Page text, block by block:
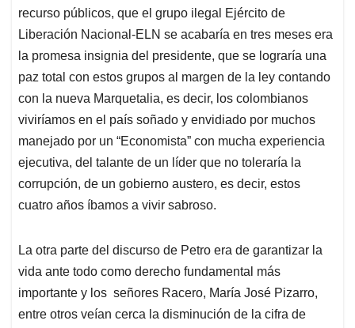
recurso públicos, que el grupo ilegal Ejército de
Liberación Nacional-ELN se acabaría en tres meses era
la promesa insignia del presidente, que se lograría una
paz total con estos grupos al margen de la ley contando
con la nueva Marquetalia, es decir, los colombianos
viviríamos en el país soñado y envidiado por muchos
manejado por un “Economista” con mucha experiencia
ejecutiva, del talante de un líder que no toleraría la
corrupción, de un gobierno austero, es decir, estos
cuatro años íbamos a vivir sabroso.
La otra parte del discurso de Petro era de garantizar la
vida ante todo como derecho fundamental más
importante y los señores Racero, María José Pizarro,
entre otros veían cerca la disminución de la cifra de